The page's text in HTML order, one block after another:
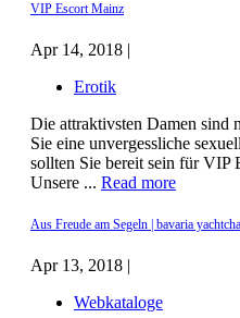
VIP Escort Mainz
Apr 14, 2018 |
Erotik
Die attraktivsten Damen sind
Sie eine unvergessliche
sollten Sie bereit sein für VIP
Unsere ... Read more
Aus Freude am Segeln | bavaria
Apr 13, 2018 |
Webkataloge